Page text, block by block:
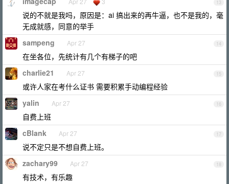
13
说的不就是我吗，原因是：ai 搞出来的再牛逼，也不是我的，毫
无成就感，同意的举手
14
sampeng Apr 27
在坐各位，先统计有几个有梯子的吧
15
charlie21 Apr 27
或许人家在考什么证书 需要积累手动编程经验
16
yalin Apr 27
自费上班
17
cBlank Apr 27
说不定只是不想自费上班。
18
zachary99 Apr 27
有技术，有乐趣